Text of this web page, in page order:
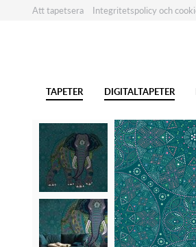
Att tapetsera Integritetspolicy och
TAPETER DIGITALTAPETER